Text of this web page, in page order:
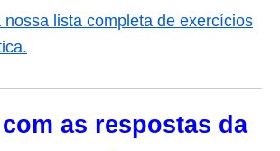
lista completa de exercícios
as respostas da